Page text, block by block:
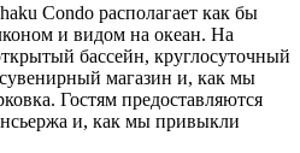
Condo располагает как бы
и видом на океан. На
бассейн, круглосуточный
магазин и, как мы
Гостям предоставляются
и, как мы привыкли